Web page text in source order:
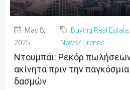
May 8,
2025
Buying Real Estate,
News/ Trends
Ντουμπάι: Ρεκόρ
ακίνητα πριν την
δασμών